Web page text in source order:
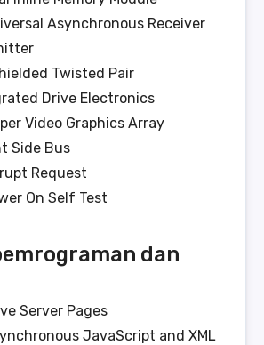
Asynchronous Receiver
Twisted Pair
Drive Electronics
Video Graphics Array
Side Bus
Request
On Self Test
dan
Server Pages
JavaScript and XML